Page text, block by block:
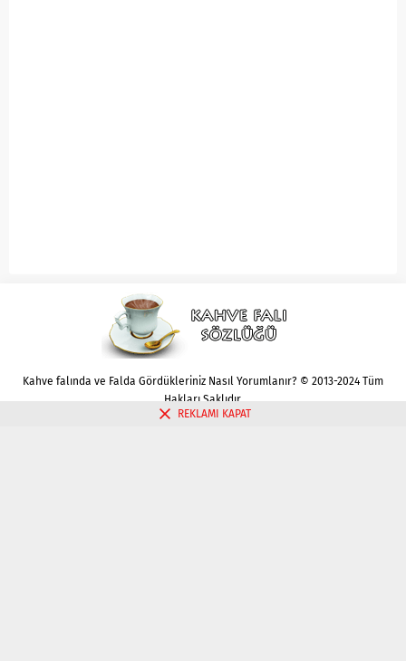
Kahve falında ve Falda Gördükleriniz Nasıl Yorumlanır? © 2013-2024 Tüm
Hakları Saklıdır.
REKLAMI KAPAT